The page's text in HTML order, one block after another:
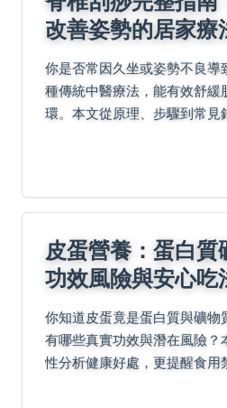
改善姿勢的居家療
你是否常因久坐或姿勢不良導
種傳統中醫療法，能有效舒緩
環。本文從原理、步驟到常見
皮蛋營養：蛋白質
功效風險與安心吃
你知道皮蛋竟是蛋白質與礦物
有哪些真實功效與潛在風險？
性分析健康好處，更提醒食用